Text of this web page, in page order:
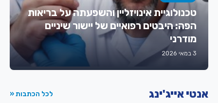
טכנולוגיית אינויזליין והשפעתה על בריאות
הפה: היבטים רפואיים של יישור שיניים
מודרני
3 במאי 2026
אנטי אייג'ינג לכל הכתבות «